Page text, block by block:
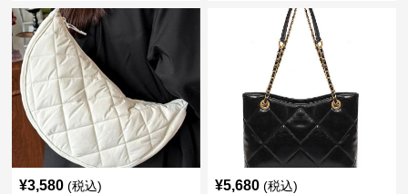
¥3,580 (税込) ¥5,680 (税込)